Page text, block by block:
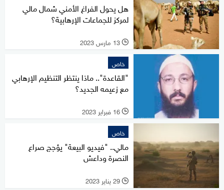
هل يحول الفراغ الأمني شمال مالي
لمركز للجماعات الإرهابية؟
l 13 مارس 2023
خاص
"القاعدة".. ماذا ينتظر التنظيم الإرهابي
مع زعيمه الجديد؟
l 16 فبراير 2023
خاص
مالي.. "فيديو البيعة" يؤجج صراع
النصرة وداعش
l 29 يناير 2023